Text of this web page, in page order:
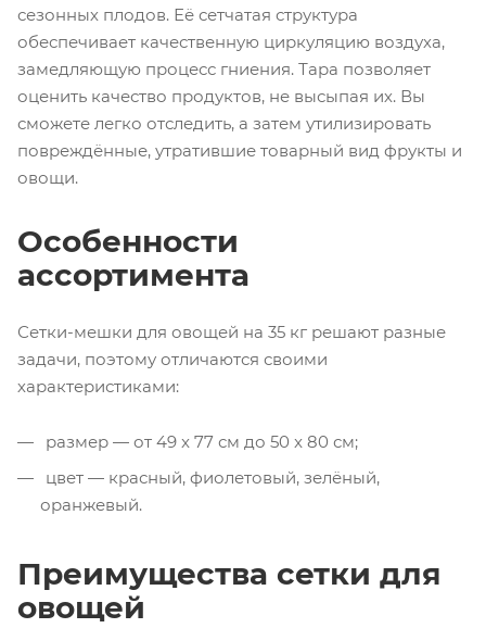
сезонных плодов. Её сетчатая структура
обеспечивает качественную циркуляцию воздуха,
замедляющую процесс гниения. Тара позволяет
оценить качество продуктов, не высыпая их. Вы
сможете легко отследить, а затем утилизировать
повреждённые, утратившие товарный вид фрукты и
овощи.
Особенности
ассортимента
Сетки-мешки для овощей на 35 кг решают разные
задачи, поэтому отличаются своими
характеристиками:
размер — от 49 x 77 см до 50 x 80 см;
цвет — красный, фиолетовый, зелёный,
оранжевый.
Преимущества сетки для
овощей